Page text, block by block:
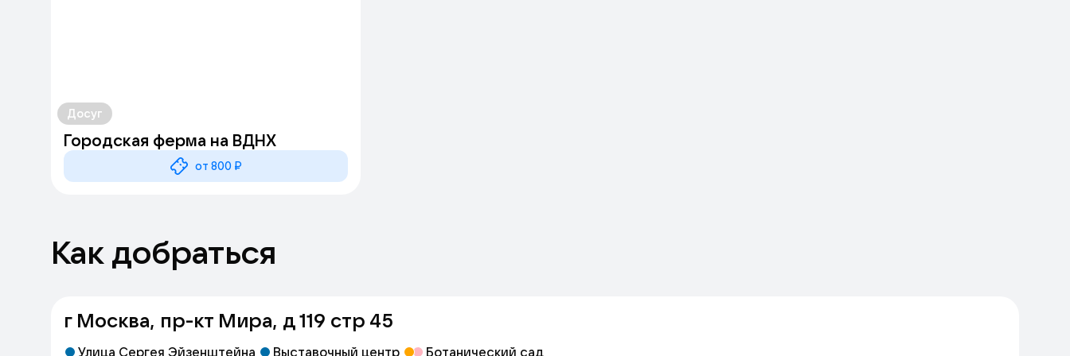
Досуг
Городская ферма на ВДНХ
от 800 ₽
Как добраться
г Москва, пр-кт Мира, д 119 стр 45
Улица Сергея Эйзенштейна Выставочный центр Ботанический сад